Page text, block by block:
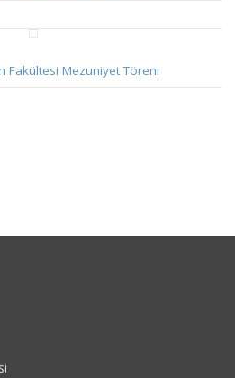
Fakültesi Mezuniyet Töreni